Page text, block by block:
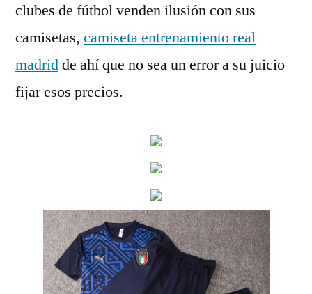
clubes de fútbol venden ilusión con sus
camisetas, camiseta entrenamiento real
madridde ahí que no sea un error a su juicio
fijar esos precios.